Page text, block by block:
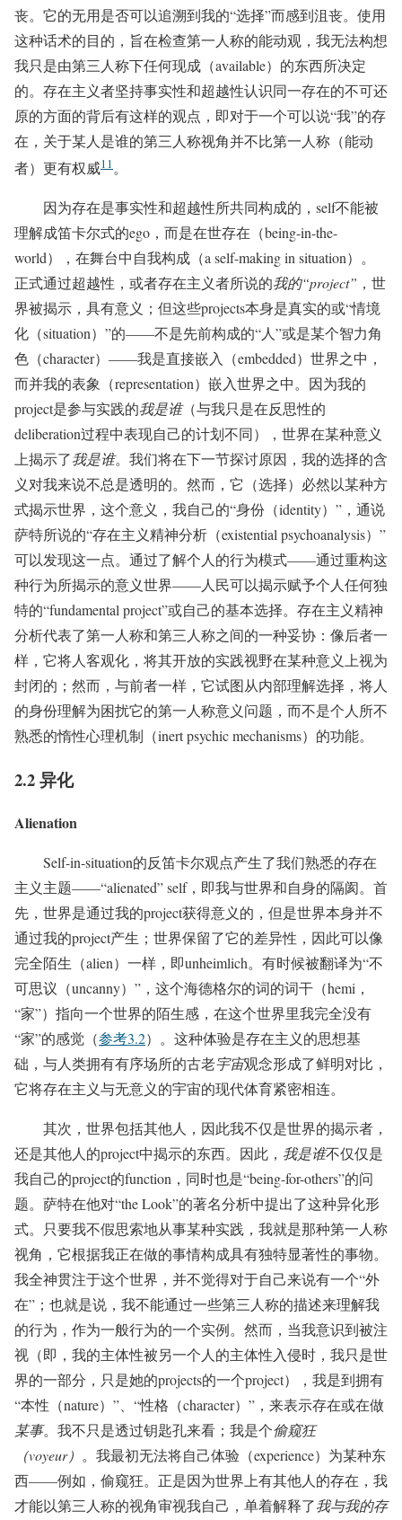
丧。它的无用是否可以追溯到我的“选择”而感到沮丧。使用
这种话术的目的，旨在检查第一人称的能动观，我无法构想
我只是由第三人称下任何现成（available）的东西所决定
的。存在主义者坚持事实性和超越性认识同一存在的不可还
原的方面的背后有这样的观点，即对于一个可以说“我”的存
在，关于某人是谁的第三人称视角并不比第一人称（能动
者）更有权威11 。
因为存在是事实性和超越性所共同构成的，self不能被
理解成笛卡尔式的ego，而是在世存在（being-in-the-
world），在舞台中自我构成（a self-making in situation）。
正式通过超越性，或者存在主义者所说的我的“project” ，世
界被揭示，具有意义；但这些projects本身是真实的或“情境
化（situation）”的——不是先前构成的“人”或是某个智力角
色（character）——我是直接嵌入（embedded）世界之中，
而并我的表象（representation）嵌入世界之中。因为我的
project是参与实践的我是谁（与我只是在反思性的
deliberation过程中表现自己的计划不同），世界在某种意义
上揭示了我是谁。我们将在下一节探讨原因，我的选择的含
义对我来说不总是透明的。然而，它（选择）必然以某种方
式揭示世界，这个意义，我自己的“身份（identity）”，通说
萨特所说的“存在主义精神分析（existential psychoanalysis）”
可以发现这一点。通过了解个人的行为模式——通过重构这
种行为所揭示的意义世界——人民可以揭示赋予个人任何独
特的“fundamental project”或自己的基本选择。存在主义精神
分析代表了第一人称和第三人称之间的一种妥协：像后者一
样，它将人客观化，将其开放的实践视野在某种意义上视为
封闭的；然而，与前者一样，它试图从内部理解选择，将人
的身份理解为困扰它的第一人称意义问题，而不是个人所不
熟悉的惰性心理机制（inert psychic mechanisms）的功能。
2.2 异化
Alienation
Self-in-situation的反笛卡尔观点产生了我们熟悉的存在
主义主题——“alienated” self，即我与世界和自身的隔阂。首
先，世界是通过我的project获得意义的，但是世界本身并不
通过我的project产生；世界保留了它的差异性，因此可以像
完全陌生（alien）一样，即unheimlich。有时候被翻译为“不
可思议（uncanny）”，这个海德格尔的词的词干（hemi，
“家”）指向一个世界的陌生感，在这个世界里我完全没有
“家”的感觉（参考3.2）。这种体验是存在主义的思想基
础，与人类拥有有序场所的古老宇宙观念形成了鲜明对比，
它将存在主义与无意义的宇宙的现代体育紧密相连。
其次，世界包括其他人，因此我不仅是世界的揭示者，
还是其他人的project中揭示的东西。因此， 我是谁不仅仅是
我自己的project的function，同时也是“being-for-others”的问
题。萨特在他对“the Look”的著名分析中提出了这种异化形
式。只要我不假思索地从事某种实践，我就是那种第一人称
视角，它根据我正在做的事情构成具有独特显著性的事物。
我全神贯注于这个世界，并不觉得对于自己来说有一个“外
在”；也就是说，我不能通过一些第三人称的描述来理解我
的行为，作为一般行为的一个实例。然而，当我意识到被注
视（即，我的主体性被另一个人的主体性入侵时，我只是世
界的一部分，只是她的projects的一个project），我是到拥有
“本性（nature）”、“性格（character）”，来表示存在或在做
某事。我不只是透过钥匙孔来看；我是个偷窥狂
（voyeur） 。我最初无法将自己体验（experience）为某种东
西——例如，偷窥狂。正是因为世界上有其他人的存在，我
才能以第三人称的视角审视我自己，单着解释了我与我的存